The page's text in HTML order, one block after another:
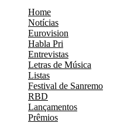
Home
Notícias
Eurovision
Habla Pri
Entrevistas
Letras de Música
Listas
Festival de Sanremo
RBD
Lançamentos
Prêmios